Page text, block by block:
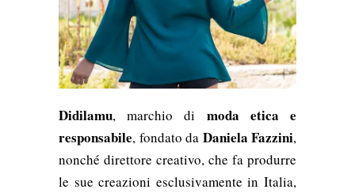
Didilamu, marchio di moda etica e
responsabile, fondato da Daniela Fazzini,
nonché direttore creativo, che fa produrre
le sue creazioni esclusivamente in Italia,